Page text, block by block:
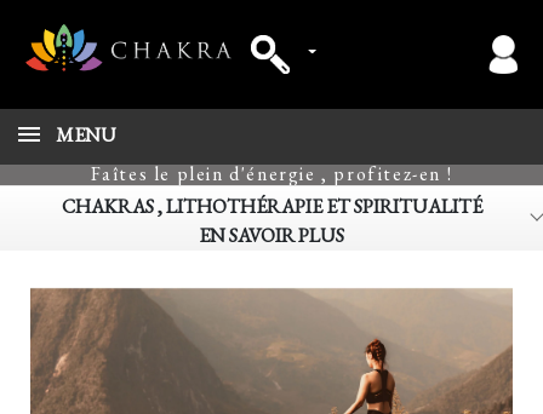
MENU
Faîtes le plein d'énergie , profitez-en !
CHAKRAS , LITHOTHÉRAPIE ET SPIRITUALITÉ
EN SAVOIR PLUS